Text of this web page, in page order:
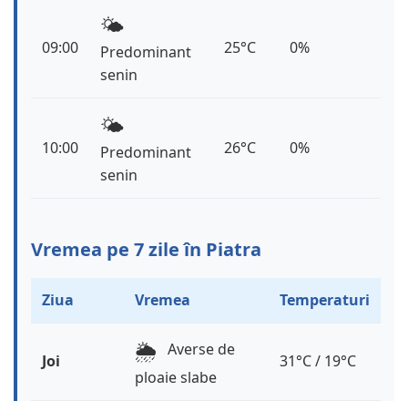
09:00
🌤️
Predominant
senin
25°C 0%
10:00
🌤️
Predominant
senin
26°C 0%
Vremea pe 7 zile în Piatra
Ziua Vremea Temperaturi
Joi 🌦️ Averse de
ploaie slabe
31°C / 19°C